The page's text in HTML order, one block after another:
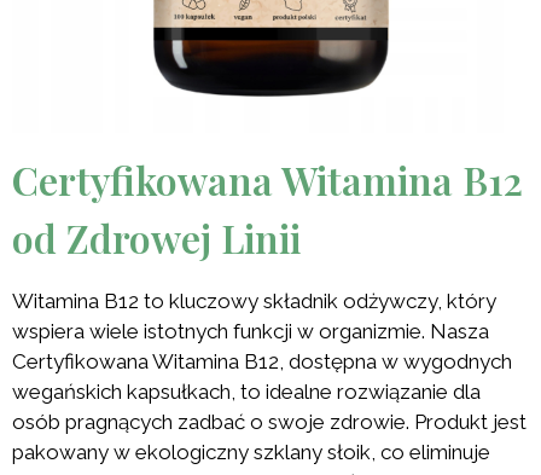
Certyfikowana Witamina B12
od Zdrowej Linii
Witamina B12 to kluczowy składnik odżywczy, który
wspiera wiele istotnych funkcji w organizmie. Nasza
Certyfikowana Witamina B12, dostępna w wygodnych
wegańskich kapsułkach, to idealne rozwiązanie dla
osób pragnących zadbać o swoje zdrowie. Produkt jest
pakowany w ekologiczny szklany słoik, co eliminuje